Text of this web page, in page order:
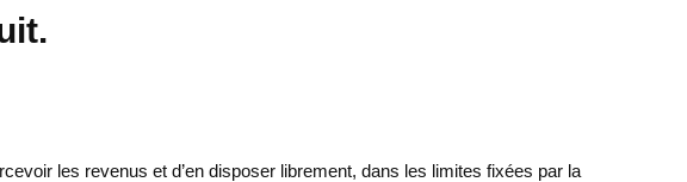
les revenus et d’en disposer librement, dans les limites fixées par la